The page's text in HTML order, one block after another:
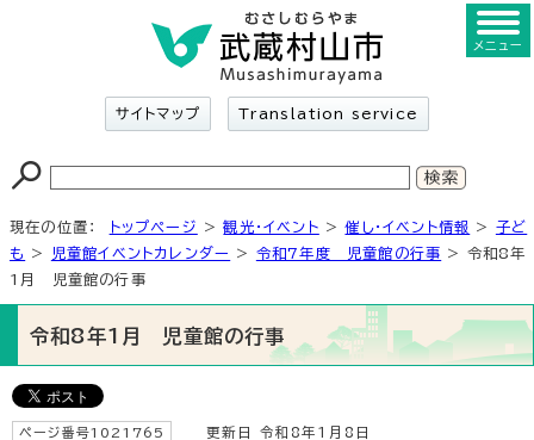
サイトマップ Translation service
メニュー
現在の位置： トップページ >観光・イベント >催し・イベント情報 > 子ど
も
> 児童館イベントカレンダー > 令和7年度 児童館の行事 > 令和8年
1月 児童館の行事
令和8年1月 児童館の行事
ページ番号1021765 更新日 令和8年1月8日